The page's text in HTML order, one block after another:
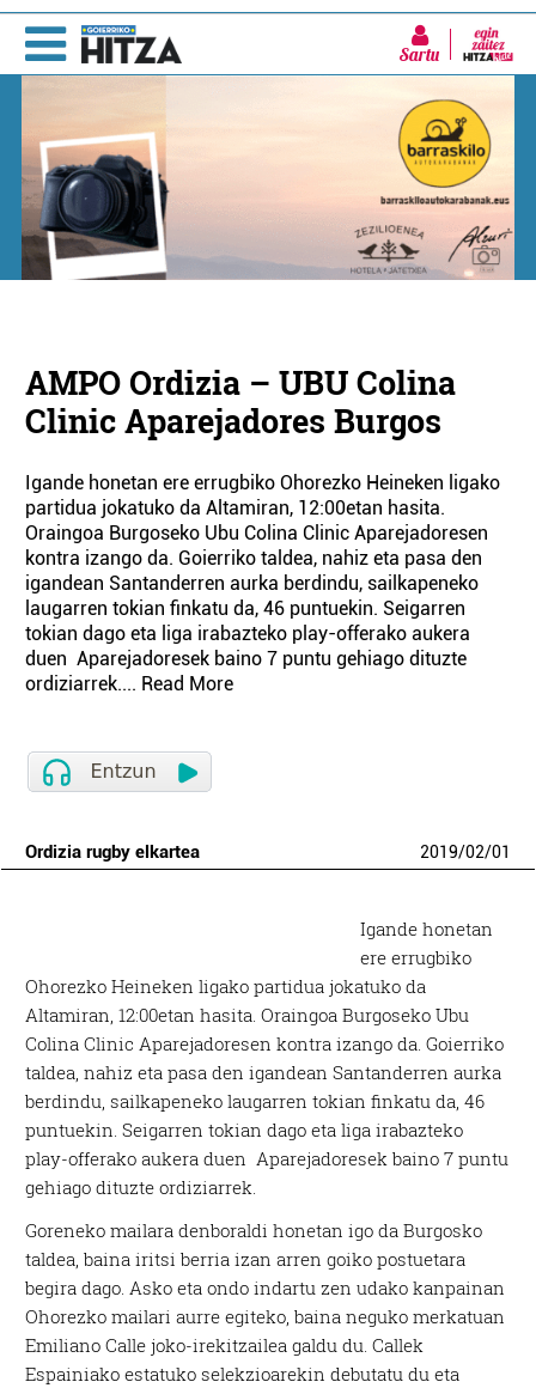
Sartu
AMPO Ordizia – UBU Colina
Clinic Aparejadores Burgos
Igande honetan ere errugbiko Ohorezko Heineken ligako
partidua jokatuko da Altamiran, 12:00etan hasita.
Oraingoa Burgoseko Ubu Colina Clinic Aparejadoresen
kontra izango da. Goierriko taldea, nahiz eta pasa den
igandean Santanderren aurka berdindu, sailkapeneko
laugarren tokian finkatu da, 46 puntuekin. Seigarren
tokian dago eta liga irabazteko play-offerako aukera
duen Aparejadoresek baino 7 puntu gehiago dituzte
ordiziarrek.... Read More
Ordizia rugby elkartea 2019/02/01
Igande honetan
ere errugbiko
Ohorezko Heineken ligako partidua jokatuko da
Altamiran, 12:00etan hasita. Oraingoa Burgoseko Ubu
Colina Clinic Aparejadoresen kontra izango da. Goierriko
taldea, nahiz eta pasa den igandean Santanderren aurka
berdindu, sailkapeneko laugarren tokian finkatu da, 46
puntuekin. Seigarren tokian dago eta liga irabazteko
play-offerako aukera duen Aparejadoresek baino 7 puntu
gehiago dituzte ordiziarrek.
Goreneko mailara denboraldi honetan igo da Burgosko
taldea, baina iritsi berria izan arren goiko postuetara
begira dago. Asko eta ondo indartu zen udako kanpainan
Ohorezko mailari aurre egiteko, baina neguko merkatuan
Emiliano Calle joko-irekitzailea galdu du. Callek
Espainiako estatuko selekzioarekin debutatu du eta